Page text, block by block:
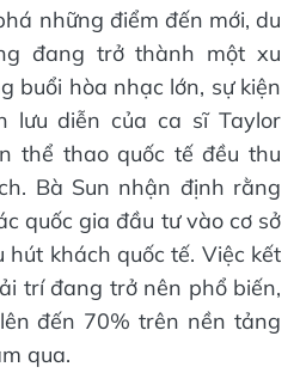
những điểm đến mới, du
đang trở thành một xu
buổi hòa nhạc lớn, sự kiện
lưu diễn của ca sĩ Taylor
thể thao quốc tế đều thu
Bà Sun nhận định rằng
quốc gia đầu tư vào cơ sở
khách quốc tế. Việc kết
trí đang trở nên phổ biến,
đến 70% trên nền tảng
qua.